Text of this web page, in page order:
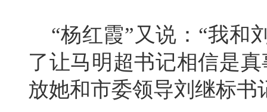
“杨红霞”又说：“我和
了让马明超书记相信是
放她和市委领导刘继标